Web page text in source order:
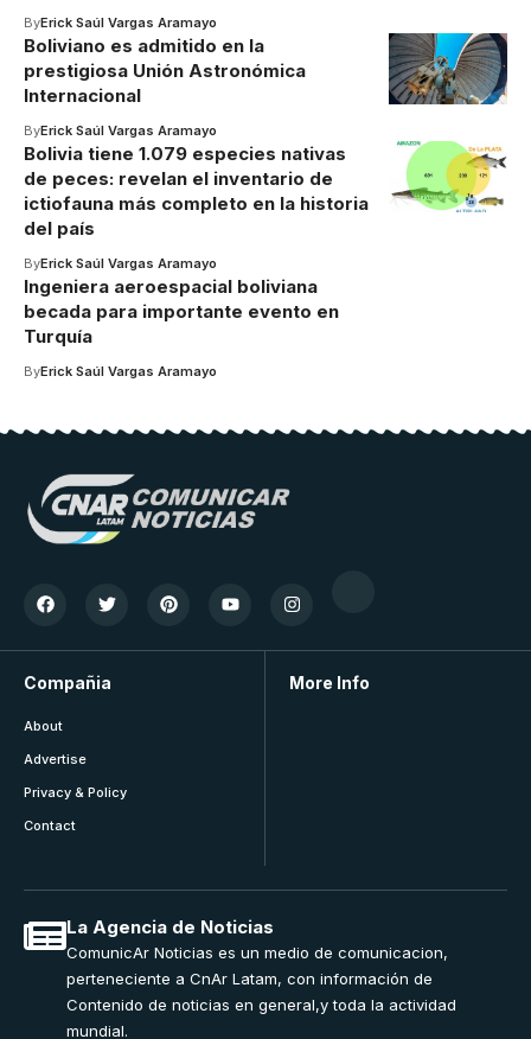
ByErick Saúl Vargas Aramayo
Boliviano es admitido en la
prestigiosa Unión Astronómica
Internacional
ByErick Saúl Vargas Aramayo
Bolivia tiene 1.079 especies nativas
de peces: revelan el inventario de
ictiofauna más completo en la historia
del país
ByErick Saúl Vargas Aramayo
Ingeniera aeroespacial boliviana
becada para importante evento en
Turquía
ByErick Saúl Vargas Aramayo
Compañia
About
Advertise
Privacy & Policy
Contact
More Info
La Agencia de Noticias
ComunicAr Noticias es un medio de comunicacion,
perteneciente a CnAr Latam, con información de
Contenido de noticias en general,y toda la actividad
mundial.